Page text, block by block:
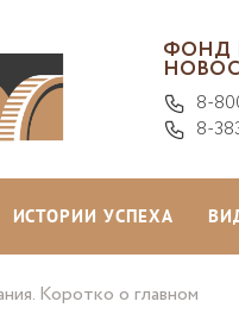
ФОНД
8-
8-
ИСТОРИИ УСПЕХА
Коротко о главном